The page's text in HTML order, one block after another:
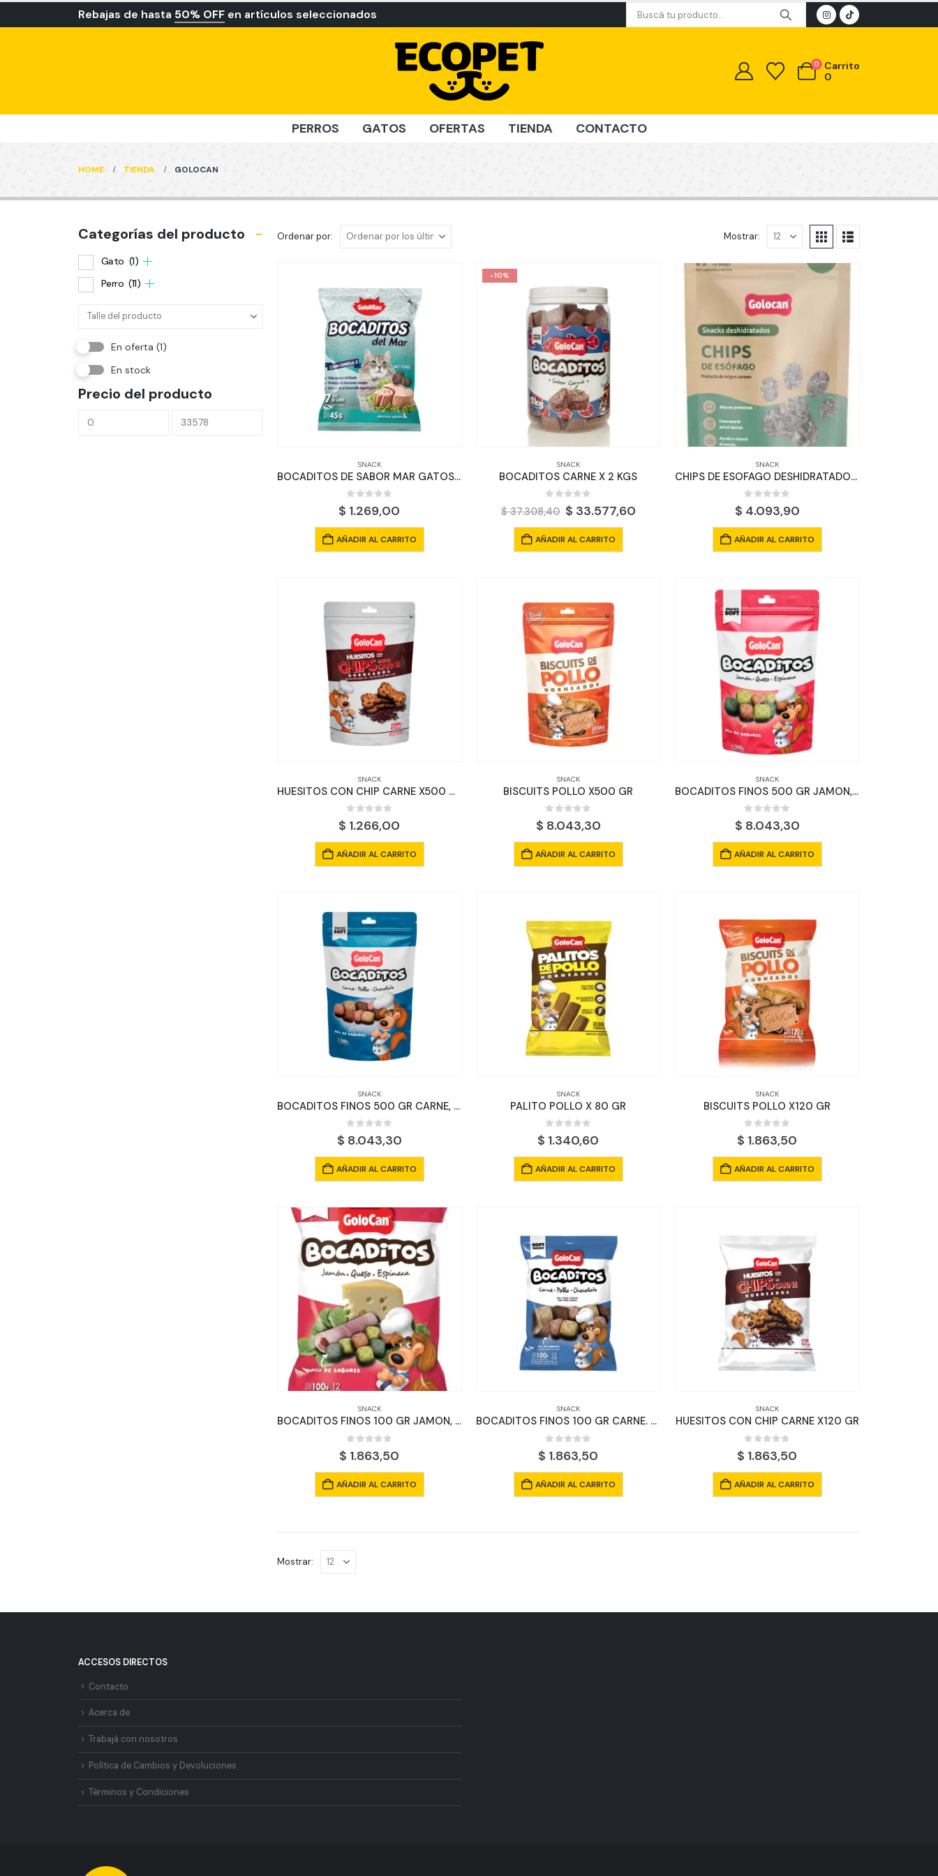
Rebajas de hasta 50% OFF en artículos seleccionados
0
Carrito
0
PERROS GATOS OFERTAS TIENDA CONTACTO
HOME TIENDA GOLOCAN
Ordenar por: Mostrar:
SNACK
BOCADITOS DE SABOR MAR GATOS X 45 GR
$ 1.269,00
AÑADIR AL CARRITO
-10%
SNACK
BOCADITOS CARNE X 2 KGS
out of 5
$37.308,40 El
precio
original
era:
$ 33.577,60El
AÑADIR AL CARRITO
SNACK
CHIPS DE ESOFAGO DESHIDRATADO 65GR
$ 4.093,90
AÑADIR AL CARRITO
SNACK
HUESITOS CON CHIP CARNE X500 GR
$ 1.266,00
AÑADIR AL CARRITO
SNACK
BISCUITS POLLO X500 GR
$ 8.043,30
AÑADIR AL CARRITO
SNACK
BOCADITOS FINOS 500 GR JAMON, QUESO Y ESPINACA
$ 8.043,30
AÑADIR AL CARRITO
SNACK
BOCADITOS FINOS 500 GR CARNE, POLLO Y CHOCOLATE
$ 8.043,30
AÑADIR AL CARRITO
SNACK
PALITO POLLO X 80 GR
$ 1.340,60
AÑADIR AL CARRITO
SNACK
BISCUITS POLLO X120 GR
$ 1.863,50
AÑADIR AL CARRITO
SNACK
BOCADITOS FINOS 100 GR JAMON, QUESO Y ESPINACA
$ 1.863,50
AÑADIR AL CARRITO
SNACK
BOCADITOS FINOS 100 GR CARNE. POLLO Y CHOCOLATE
$ 1.863,50
AÑADIR AL CARRITO
SNACK
HUESITOS CON CHIP CARNE X120 GR
$ 1.863,50
AÑADIR AL CARRITO
Mostrar:
Categorías del producto -
Gato (1)
Perro (11)
En oferta (1)
En stock
Precio del producto
ACCESOS DIRECTOS
Contacto
Acerca de
Trabajá con nosotros
Política de Cambios y Devoluciones
Términos y Condiciones